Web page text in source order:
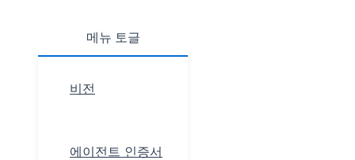
메뉴 토글
비전
에이전트 인증서